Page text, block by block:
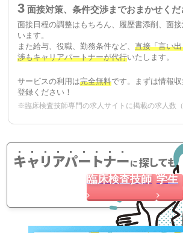
3 面接対策、条件交渉までおまかせくだ
面接日程の調整はもちろん、履歴書添削、面
います。
また給与、役職、勤務条件など、直接「言い
渉もキャリアパートナーが代行いたします。
サービスの利用は完全無料です。まずは情報
登録ください！
※臨床検査技師専門の求人サイトに掲載の求人数
キャリアパートナーに探しても
臨床検査技師 学生